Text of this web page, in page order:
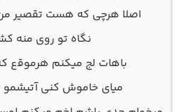
اﺻﻠﺎ ﻫﺮﭼﻰ ﻛﻪ ﻫﺴﺖ ﺗﻘﺼﻴﺮ
ﻧﮕﺎه ﺗﻮ روی ﻣﻨﻪ
ﺑﺎﻫﺎت ﻟﺞ ﻣﻴﻜﻨﻢ ﻫﺮﻣﻮﻗع
ﻣﻴﺎی ﺧﺎﻣﻮش ﻛﻨﻰ